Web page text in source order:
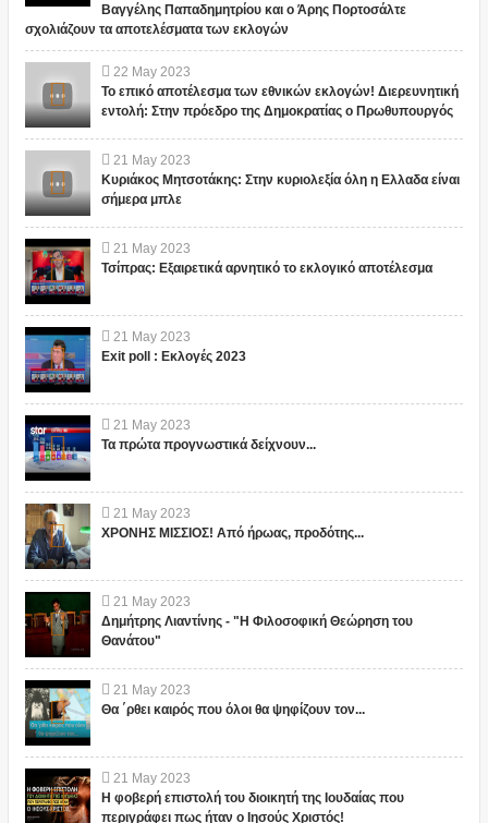
Βαγγέλης Παπαδημητρίου και ο Άρης Πορτοσάλτε
σχολιάζουν τα αποτελέσματα των εκλογών
22 May 2023
Το επικό αποτέλεσμα των εθνικών εκλογών! Διερευνητική
εντολή: Στην πρόεδρο της Δημοκρατίας ο Πρωθυπουργός
21 May 2023
Κυριάκος Μητσοτάκης: Στην κυριολεξία όλη η Ελλαδα είναι
σήμερα μπλε
21 May 2023
Τσίπρας: Εξαιρετικά αρνητικό το εκλογικό αποτέλεσμα
21 May 2023
Exit poll : Εκλογές 2023
21 May 2023
Τα πρώτα προγνωστικά δείχνουν...
21 May 2023
ΧΡΟΝΗΣ ΜΙΣΣΙΟΣ! Από ήρωας, προδότης...
21 May 2023
Δημήτρης Λιαντίνης - "Η Φιλοσοφική Θεώρηση του
Θανάτου"
21 May 2023
Θα ΄ρθει καιρός που όλοι θα ψηφίζουν τον...
21 May 2023
Η φοβερή επιστολή του διοικητή της Ιουδαίας που
περιγράφει πως ήταν ο Ιησούς Χριστός!